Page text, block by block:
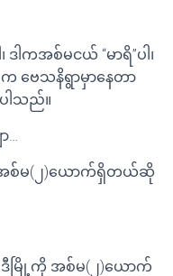
ါကအစ်မငယ် “မာရိ”ပါ၊
ဗေသနိရွာမှာနေတာ
ါသည်။
…
ယ့် အစ်မ(၂)ယောက်ရှိတယ်ဆို
ဒီမြို့ကို အစ်မ(၂)ယောက်